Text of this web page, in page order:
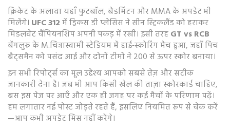
क्रिकेट के अलावा यहाँ फुटबॉल, बैडमिंटन और MMA के अपडेट भी
मिलेंगे। UFC 312में ड्रिकस डी प्लेसिस ने सीन स्ट्रिकलैंड को हराकर
मिडलवेट चैंपियनशिप अपनी पकड़ में रखी। इसी तरहGT vs RCB
बेंगलुरु के M.चिन्नास्वामी स्टेडियम में हाई‑स्कोरिंग मैच हुआ, जहाँ पिच
बैट्समैन को पसंद आई और दोनों टीमों ने 200 से ऊपर स्कोर बनाया।
इन सभी रिपोर्ट्स का मूल उद्देश्य आपको सबसे तेज़ और सटीक
जानकारी देना है। जब भी आप किसी खेल की ताज़ा स्कोरकार्ड चाहिए,
बस इस पेज पर आएँ और एक ही जगह पर कई मैचों के परिणाम पढ़ें।
हम लगातार नई पोस्ट जोड़ते रहते हैं, इसलिए नियमित रूप से चेक करें
—आप कभी अपडेट मिस नहीं करेंगे।